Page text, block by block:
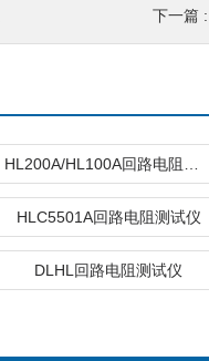
下一篇 :
HLC5501A回路电阻测试仪
DLHL回路电阻测试仪